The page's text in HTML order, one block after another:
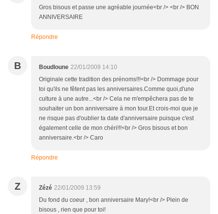
Gros bisous et passe une agréable journée<br /> <br /> BON
ANNIVERSAIRE
Répondre
B Boudloune 22/01/2009 14:10
Originale cette tradition des prénoms!!!<br /> Dommage pour
toi qu'ils ne fêtent pas les anniversaires.Comme quoi,d'une
culture à une autre...<br /> Cela ne m'empêchera pas de te
souhaiter un bon anniversaire à mon tour.Et crois-moi que je
ne risque pas d'oublier ta date d'anniversaire puisque c'est
également celle de mon chéri!!!<br /> Gros bisous et bon
anniversaire.<br /> Caro
Répondre
Z Zézé 22/01/2009 13:59
Du fond du coeur , bon anniversaire Mary!<br /> Plein de
bisous , rien que pour toi!